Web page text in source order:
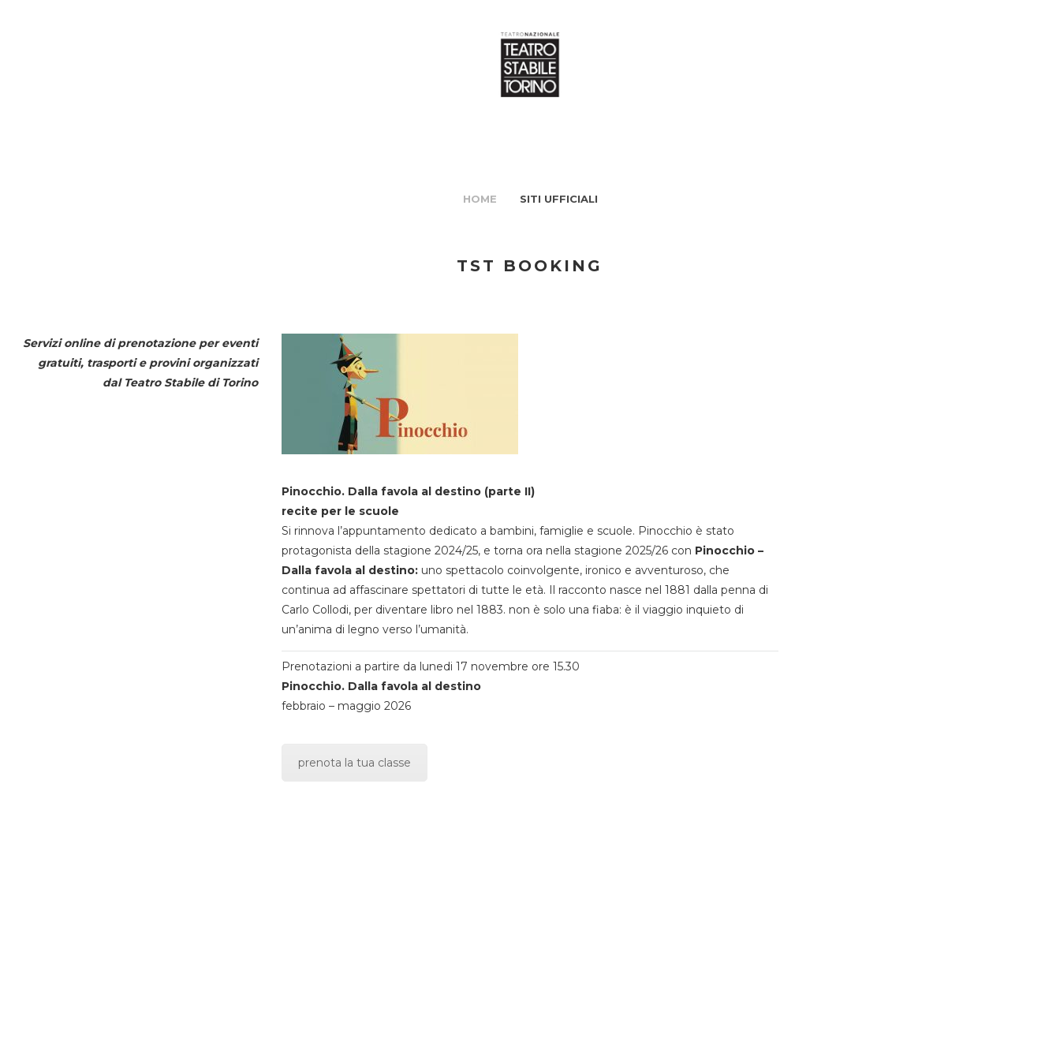
HOME SITI UFFICIALI
TST BOOKING
Servizi online di prenotazione per eventi
gratuiti, trasporti e provini organizzati
dal Teatro Stabile di Torino
Pinocchio. Dalla favola al destino (parte II)
recite per le scuole
Si rinnova l’appuntamento dedicato a bambini, famiglie e scuole. Pinocchio è stato
protagonista della stagione 2024/25, e torna ora nella stagione 2025/26 con Pinocchio –
Dalla favola al destino:uno spettacolo coinvolgente, ironico e avventuroso, che
continua ad affascinare spettatori di tutte le età. Il racconto nasce nel 1881 dalla penna di
Carlo Collodi, per diventare libro nel 1883. non è solo una fiaba: è il viaggio inquieto di
un’anima di legno verso l’umanità.
Prenotazioni a partire da lunedi 17 novembre ore 15.30
Pinocchio. Dalla favola al destino
febbraio – maggio 2026
prenota la tua classe